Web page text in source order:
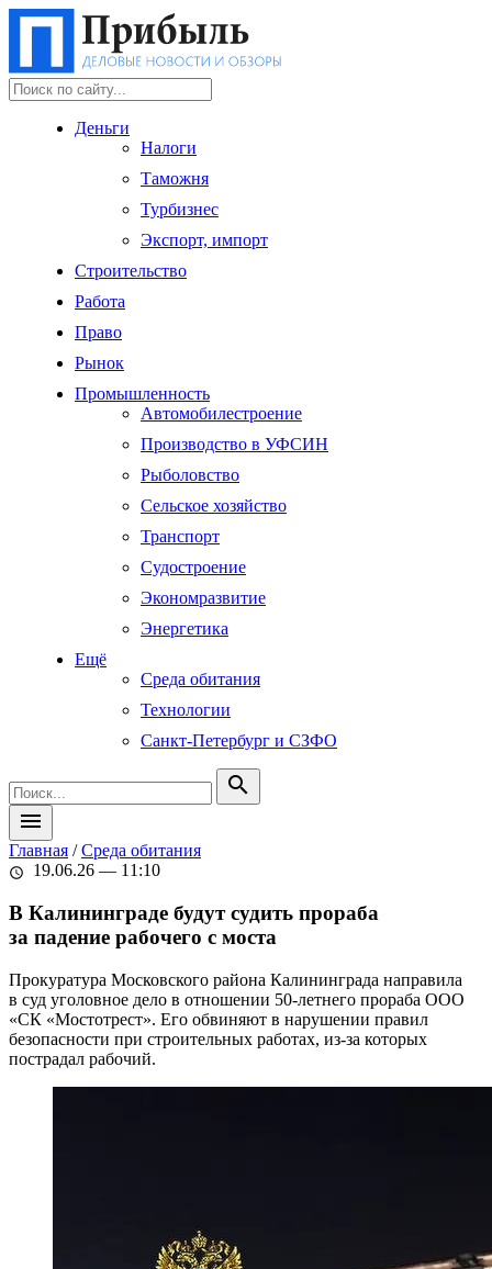
Деньги
Налоги
Таможня
Турбизнес
Экспорт, импорт
Строительство
Работа
Право
Рынок
Промышленность
Автомобилестроение
Производство в УФСИН
Рыболовство
Сельское хозяйство
Транспорт
Судостроение
Экономразвитие
Энергетика
Ещё
Среда обитания
Технологии
Санкт-Петербург и СЗФО
search
menu
Главная /Среда обитания
schedule 19.06.26 — 11:10
В Калининграде будут судить прораба
за падение рабочего с моста
Прокуратура Московского района Калининграда направила
в суд уголовное дело в отношении 50-летнего прораба ООО
«СК «Мостотрест». Его обвиняют в нарушении правил
безопасности при строительных работах, из-за которых
пострадал рабочий.